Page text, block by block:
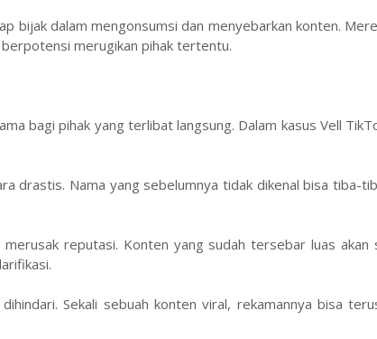
bijak dalam mengonsumsi dan menyebarkan konten.
merugikan pihak tertentu.
bagi pihak yang terlibat langsung. Dalam kasus Vell
drastis. Nama yang sebelumnya tidak dikenal bisa tiba-
reputasi. Konten yang sudah tersebar luas akan
Sekali sebuah konten viral, rekamannya bisa